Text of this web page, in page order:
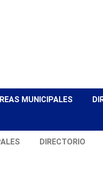
MUNICIPALES
DIRECTORIO